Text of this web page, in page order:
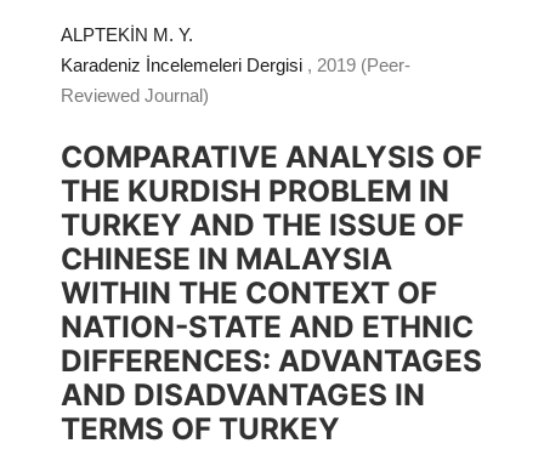
ALPTEKİN M. Y.
Karadeniz İncelemeleri Dergisi , 2019 (Peer-
Reviewed Journal)
COMPARATIVE ANALYSIS OF
THE KURDISH PROBLEM IN
TURKEY AND THE ISSUE OF
CHINESE IN MALAYSIA
WITHIN THE CONTEXT OF
NATION-STATE AND ETHNIC
DIFFERENCES: ADVANTAGES
AND DISADVANTAGES IN
TERMS OF TURKEY